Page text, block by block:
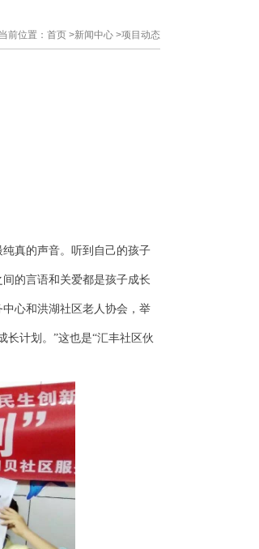
当前位置： 首页 >新闻中心 >项目动态
真的声音。听到自己的孩子
的言语和关爱都是孩子成长
心和洪湖社区老人协会，举
长计划。”这也是“汇丰社区伙